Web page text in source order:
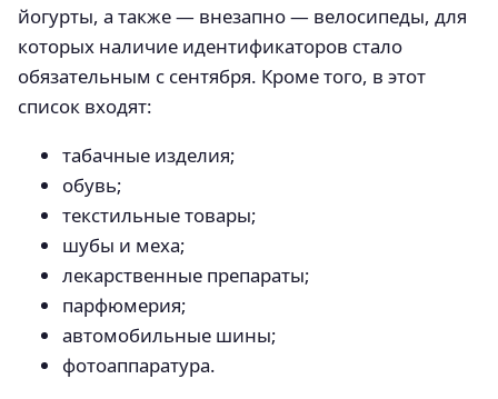
йогурты, а также — внезапно — велосипеды, для
которых наличие идентификаторов стало
обязательным с сентября. Кроме того, в этот
список входят:
табачные изделия;
обувь;
текстильные товары;
шубы и меха;
лекарственные препараты;
парфюмерия;
автомобильные шины;
фотоаппаратура.